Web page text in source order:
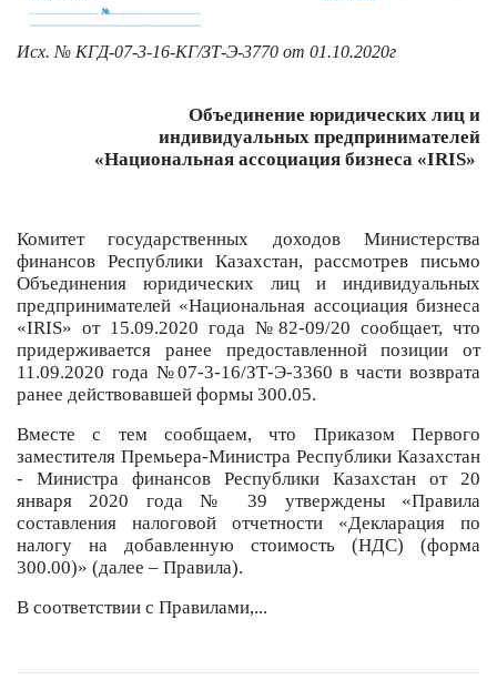
Исх. № КГД-07-3-16-КГ/ЗТ-Э-3770 от 01.10.2020г
Объединение юридических лиц и
индивидуальных предпринимателей
«Национальная ассоциация бизнеса «IRIS»
Комитет государственных доходов Министерства
финансов Республики Казахстан, рассмотрев письмо
Объединения юридических лиц и индивидуальных
предпринимателей «Национальная ассоциация бизнеса
«IRIS» от 15.09.2020 года №82-09/20 сообщает, что
придерживается ранее предоставленной позиции от
11.09.2020 года №07-3-16/ЗТ-Э-3360 в части возврата
ранее действовавшей формы 300.05.
Вместе с тем сообщаем, что Приказом Первого
заместителя Премьера-Министра Республики Казахстан
- Министра финансов Республики Казахстан от 20
января 2020 года № 39 утверждены «Правила
составления налоговой отчетности «Декларация по
налогу на добавленную стоимость (НДС) (форма
300.00)» (далее – Правила).
В соответствии с Правилами,...